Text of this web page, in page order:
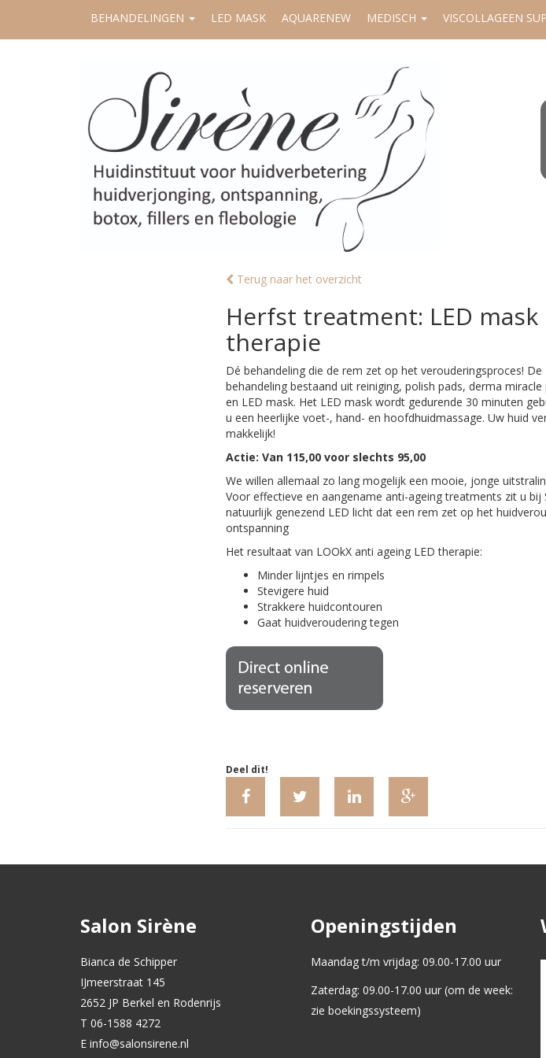
BEHANDELINGEN LED MASK AQUARENEW MEDISCH VISCOLLAGEEN
Terug naar het overzicht
Herfst treatment: LED
therapie
Dé behandeling die de rem zet op het verouderingsproces!
behandeling bestaand uit reiniging, polish pads, derma
en LED mask. Het LED mask wordt gedurende 30 minuten
u een heerlijke voet-, hand- en hoofdhuidmassage. Uw huid
makkelijk!
Actie: Van 115,00 voor slechts 95,00
We willen allemaal zo lang mogelijk een mooie, jonge
Voor effectieve en aangename anti-ageing treatments zit u bij
natuurlijk genezend LED licht dat een rem zet op het
ontspanning
Het resultaat van LOOkX anti ageing LED therapie:
Minder lijntjes en rimpels
Stevigere huid
Strakkere huidcontouren
Gaat huidveroudering tegen
Deel dit!
Salon Sirène
Bianca de Schipper
IJmeerstraat 145
2652 JP Berkel en Rodenrijs
T 06-1588 4272
E info@salonsirene.nl
Openingstijden
Maandag t/m vrijdag: 09.00-17.00 uur
Zaterdag: 09.00-17.00 uur (om de week:
zie boekingssysteem)